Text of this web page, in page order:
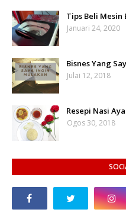
Tips Beli Mesin
Januari 24, 2020
Bisnes Yang
Julai 12, 2018
Resepi Nasi
Ogos 30, 2018